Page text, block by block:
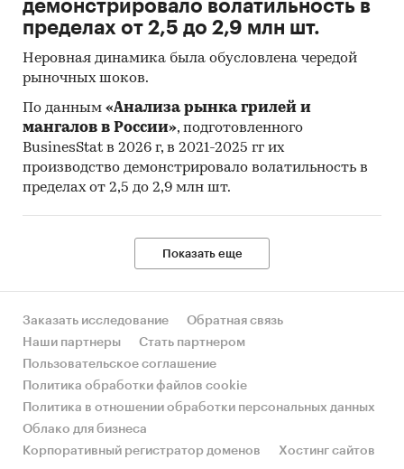
демонстрировало волатильность в
пределах от 2,5 до 2,9 млн шт.
Неровная динамика была обусловлена чередой
рыночных шоков.
По данным «Анализа рынка грилей и
мангалов в России», подготовленного
BusinesStat в 2026 г, в 2021-2025 гг их
производство демонстрировало волатильность в
пределах от 2,5 до 2,9 млн шт.
Показать еще
Заказать исследование
Обратная связь
Наши партнеры
Стать партнером
Пользовательское соглашение
Политика обработки файлов cookie
Политика в отношении обработки персональных данных
Облако для бизнеса
Корпоративный регистратор доменов
Хостинг сайтов